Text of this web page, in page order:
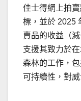
佳士得網上拍
標，並於 2025
賣品的收益（
支援其致力於
森林的工作，
可持續性，對